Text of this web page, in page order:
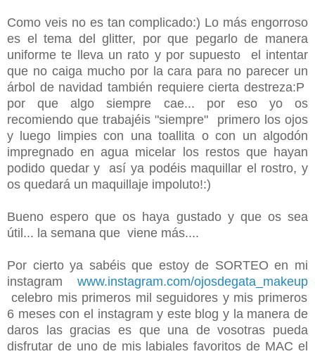
Como veis no es tan complicado:) Lo más engorroso
es el tema del glitter, por que pegarlo de manera
uniforme te lleva un rato y por supuesto el intentar
que no caiga mucho por la cara para no parecer un
árbol de navidad también requiere cierta destreza:P
por que algo siempre cae... por eso yo os
recomiendo que trabajéis "siempre" primero los ojos
y luego limpies con una toallita o con un algodón
impregnado en agua micelar los restos que hayan
podido quedar y así ya podéis maquillar el rostro, y
os quedará un maquillaje impoluto!:)
Bueno espero que os haya gustado y que os sea
útil... la semana que viene más....
Por cierto ya sabéis que estoy de SORTEO en mi
instagram www.instagram.com/ojosdegata_makeup
celebro mis primeros mil seguidores y mis primeros
6 meses con el instagram y este blog y la manera de
daros las gracias es que una de vosotras pueda
disfrutar de uno de mis labiales favoritos de MAC el